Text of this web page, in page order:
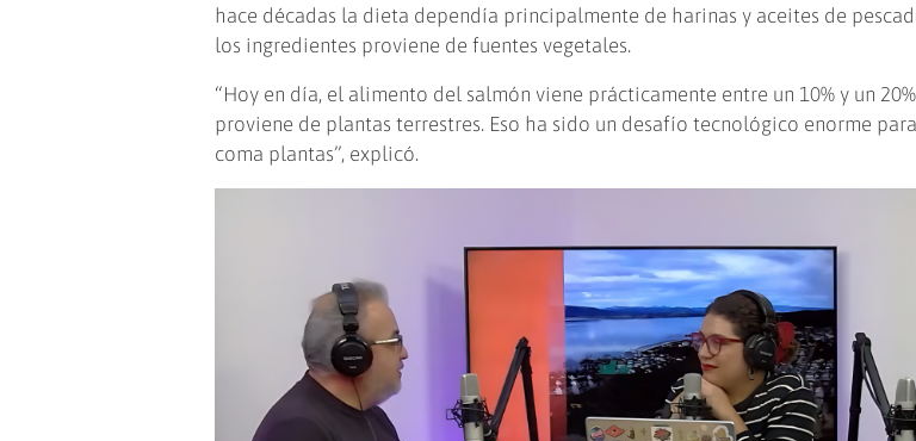
hace décadas la dieta dependía principalmente de harinas y aceites de
los ingredientes proviene de fuentes vegetales.
“Hoy en día, el alimento del salmón viene prácticamente entre un 10% y un
proviene de plantas terrestres. Eso ha sido un desafío tecnológico enorme
coma plantas”, explicó.